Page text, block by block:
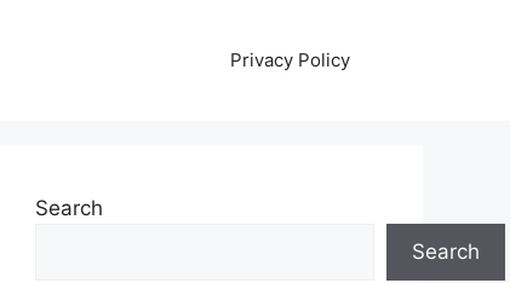
Privacy Policy
Search
Search